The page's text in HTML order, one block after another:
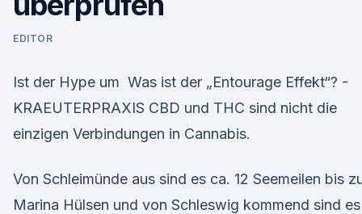
EDITOR
Ist der Hype um Was ist der „Entourage Effekt“? -
KRAEUTERPRAXIS CBD und THC sind nicht die
einzigen Verbindungen in Cannabis.
Von Schleimünde aus sind es ca. 12 Seemeilen bis
Marina Hülsen und von Schleswig kommend sind es